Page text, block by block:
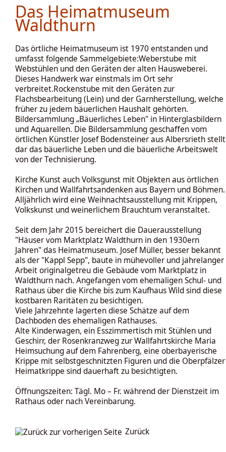
Das Heimatmuseum
Waldthurn
Das örtliche Heimatmuseum ist 1970 entstanden und
umfasst folgende Sammelgebiete:Weberstube mit
Webstühlen und den Geräten der alten Hausweberei.
Dieses Handwerk war einstmals im Ort sehr
verbreitet.Rockenstube mit den Geräten zur
Flachsbearbeitung (Lein) und der Garnherstellung, welche
früher zu jedem bäuerlichen Haushalt gehörten.
Bildersammlung „Bäuerliches Leben" in Hinterglasbildern
und Aquarellen. Die Bildersammlung geschaffen vom
örtlichen Künstler Josef Bodensteiner aus Albersrieth stellt
dar das bäuerliche Leben und die bäuerliche Arbeitswelt
von der Technisierung.
Kirche Kunst auch Volksgunst mit Objekten aus örtlichen
Kirchen und Wallfahrtsandenken aus Bayern und Böhmen.
Alljährlich wird eine Weihnachtsausstellung mit Krippen,
Volkskunst und weinerlichem Brauchtum veranstaltet.
Seit dem Jahr 2015 bereichert die Dauerausstellung
"Häuser vom Marktplatz Waldthurn in den 1930ern
Jahren" das Heimatmuseum. Josef Müller, besser bekannt
als der "Kappl Sepp", baute in mühevoller und jahrelanger
Arbeit originalgetreu die Gebäude vom Marktplatz in
Waldthurn nach. Angefangen vom ehemaligen Schul- und
Rathaus über die Kirche bis zum Kaufhaus Wild sind diese
kostbaren Raritäten zu besichtigen.
Viele Jahrzehnte lagerten diese Schätze auf dem
Dachboden des ehemaligen Rathauses.
Alte Kinderwagen, ein Esszimmertisch mit Stühlen und
Geschirr, der Rosenkranzweg zur Wallfahrtskirche Maria
Heimsuchung auf dem Fahrenberg, eine oberbayerische
Krippe mit selbstgeschnitzten Figuren und die Oberpfälzer
Heimatkrippe sind dauerhaft zu besichtigten.
Öffnungszeiten: Tägl. Mo – Fr. während der Dienstzeit im
Rathaus oder nach Vereinbarung.
Zurück